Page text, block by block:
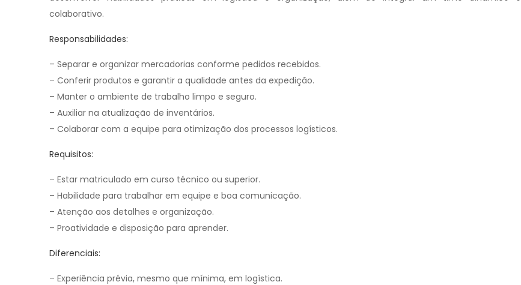
colaborativo.
Responsabilidades:
– Separar e organizar mercadorias conforme pedidos recebidos.
– Conferir produtos e garantir a qualidade antes da expedição.
– Manter o ambiente de trabalho limpo e seguro.
– Auxiliar na atualização de inventários.
– Colaborar com a equipe para otimização dos processos logísticos.
Requisitos:
– Estar matriculado em curso técnico ou superior.
– Habilidade para trabalhar em equipe e boa comunicação.
– Atenção aos detalhes e organização.
– Proatividade e disposição para aprender.
Diferenciais:
– Experiência prévia, mesmo que mínima, em logística.